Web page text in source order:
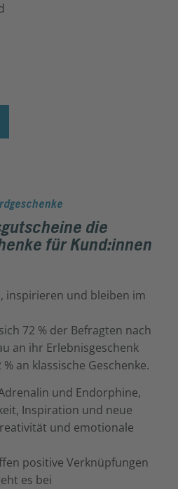
die
für Kund:innen
inspirieren und bleiben im
72 % der Befragten nach
an ihr Erlebnisgeschenk
an klassische Geschenke.
und Endorphine,
Inspiration und neue
und emotionale
positive Verknüpfungen
es bei